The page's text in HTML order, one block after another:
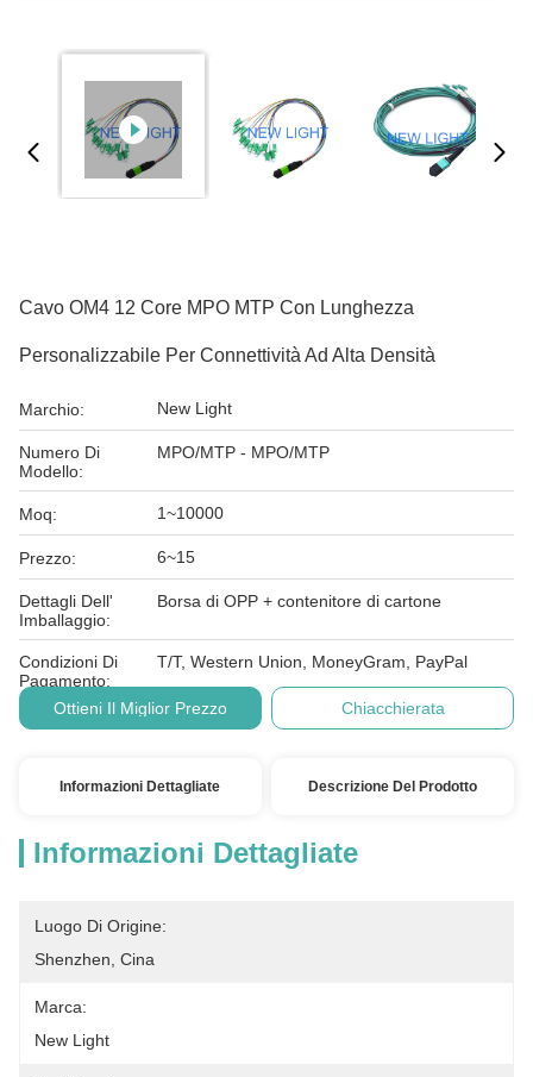
Cavo OM4 12 Core MPO MTP Con Lunghezza
Personalizzabile Per Connettività Ad Alta Densità
Marchio: New Light
Numero Di
Modello:
MPO/MTP - MPO/MTP
Moq: 1~10000
Prezzo: 6~15
Dettagli Dell'
Imballaggio:
Borsa di OPP + contenitore di cartone
Condizioni Di
Pagamento:
T/T, Western Union, MoneyGram, PayPal
Ottieni Il Miglior Prezzo Chiacchierata
Informazioni Dettagliate Descrizione Del Prodotto
Informazioni Dettagliate
Luogo Di Origine:
Shenzhen, Cina
Marca:
New Light